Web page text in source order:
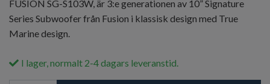
FUSION SG-S103W, är 3:e generationen av 10” Signature
Series Subwoofer från Fusion i klassisk design med True
Marine design.
I lager, normalt 2-4 dagars leveranstid.